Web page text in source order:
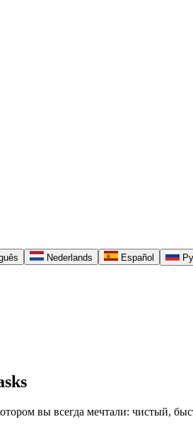
Nederlands Español
вы всегда мечтали: чистый,